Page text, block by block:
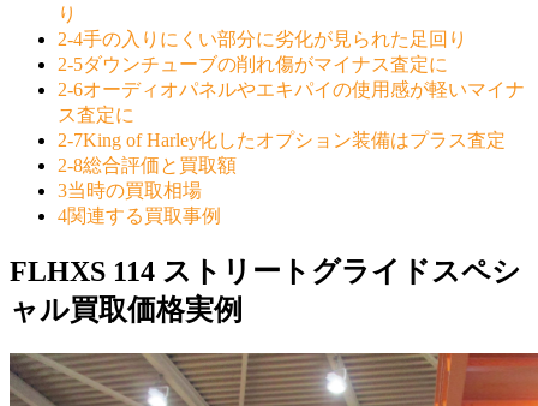
り
2-4手の入りにくい部分に劣化が見られた足回り
2-5ダウンチューブの削れ傷がマイナス査定に
2-6オーディオパネルやエキパイの使用感が軽いマイナ
ス査定に
2-7King of Harley化したオプション装備はプラス査定
2-8総合評価と買取額
3当時の買取相場
4関連する買取事例
FLHXS 114 ストリートグライドスペシ
ャル買取価格実例